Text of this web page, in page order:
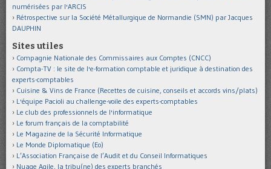
numérisées par l'ARCIS
Rétrospective sur la Société Métallurgique de Normandie (SMN) par Jacques
DAUPHIN
Sites utiles
Compagnie Nationale des Commissaires aux Comptes (CNCC)
Compta-TV : le site de l'e-formation comptable et juridique à destination des
experts-comptables
Cuisine & Vins de France (Recettes de cuisine, conseils et accords vins/plats)
L'équipe Pacioli au challenge-voile des experts-comptables
Le club des professionnels de l'informatique
Le forum français de la comptabilité
Le Magazine de la Sécurité Informatique
Le Monde Diplomatique (Eo)
L’Association Française de l’Audit et du Conseil Informatiques
Nuage Agile, la tribu(ne) des experts branchés